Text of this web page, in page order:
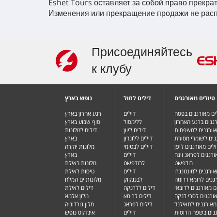
Eshet Tours оставляет за собой право
Изменения или прекращение продажи не
Присоединяйтесь
к клубу
נופש בארץ
רגע אחרון בארץ
סוף שבוע בארץ
דילים למלונות
בארץ
מלונות יוקרה
בארץ
מלונות באילת
טיסות לאילת
מלונות ים המלח
דילים לאילת
מלון אלמא
מלון גורדוניה
אינדקס נופש
דילים לחול
דילים
ללימסול
דילים ליוון
דילים ללונדון
דילים לבטומי
דילים
לבודפשט
דילים
לבנגקוק
דילים ללרנקה
דילים לרומא
דילים לפראג
דילים
טיולים מאורגנים
מאורגנים בפסח
ברגע האחרון
למשפחות
לשומרי מסורת
מאורגנים ליפן
לפראג וינה
בודפשט
למונטנגרו
לרומא דרומה
מאורגנים לדובאי
לסרי לנקה
מאורגנים לתאילנד
בשפה הרוסית